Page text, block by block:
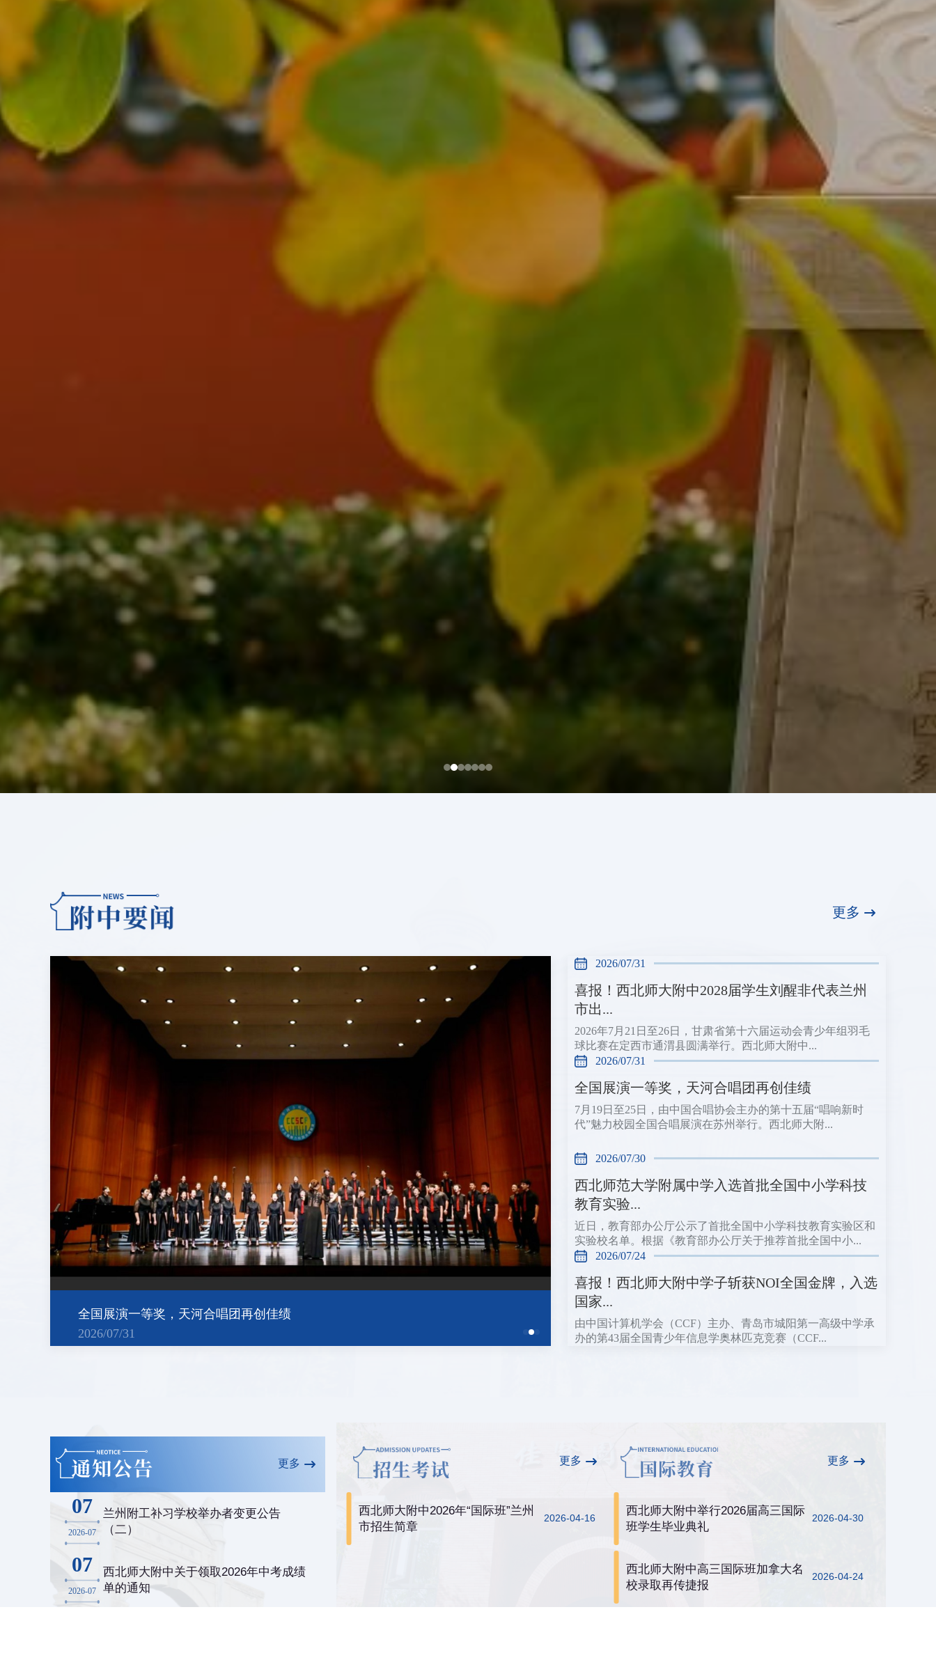
更多
全国展演一等奖，天河合唱团再创佳绩
2026/07/31
2026/07/31
喜报！西北师大附中2028届学生刘醒非代表兰州
市出...
2026年7月21日至26日，甘肃省第十六届运动会青少年组羽毛
球比赛在定西市通渭县圆满举行。西北师大附中...
2026/07/31
全国展演一等奖，天河合唱团再创佳绩
7月19日至25日，由中国合唱协会主办的第十五届“唱响新时
代”魅力校园全国合唱展演在苏州举行。西北师大附...
2026/07/30
西北师范大学附属中学入选首批全国中小学科技
教育实验...
近日，教育部办公厅公示了首批全国中小学科技教育实验区和
实验校名单。根据《教育部办公厅关于推荐首批全国中小...
2026/07/24
喜报！西北师大附中学子斩获NOI全国金牌，入选
国家...
由中国计算机学会（CCF）主办、青岛市城阳第一高级中学承
办的第43届全国青少年信息学奥林匹克竞赛（CCF...
更多
07
2026-07
兰州附工补习学校举办者变更公告
（二）
07
2026-07
西北师大附中关于领取2026年中考成绩
单的通知
更多
西北师大附中2026年“国际班”兰州
市招生简章
2026-04-16
更多
西北师大附中举行2026届高三国际
班学生毕业典礼
2026-04-30
西北师大附中高三国际班加拿大名
校录取再传捷报
2026-04-24